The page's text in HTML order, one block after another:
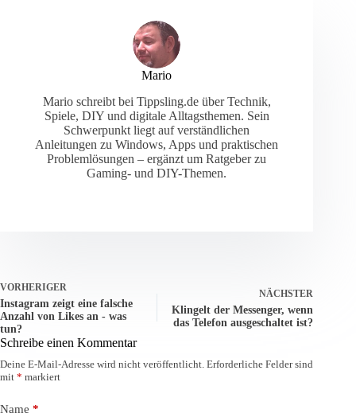
Mario
Mario schreibt bei Tippsling.de über Technik,
Spiele, DIY und digitale Alltagsthemen. Sein
Schwerpunkt liegt auf verständlichen
Anleitungen zu Windows, Apps und praktischen
Problemlösungen – ergänzt um Ratgeber zu
Gaming- und DIY-Themen.
VORHERIGER
Instagram zeigt eine falsche
Anzahl von Likes an - was
tun?
NÄCHSTER
Klingelt der Messenger, wenn
das Telefon ausgeschaltet ist?
Schreibe einen Kommentar
Deine E-Mail-Adresse wird nicht veröffentlicht. Erforderliche Felder sind
mit * markiert
Name *